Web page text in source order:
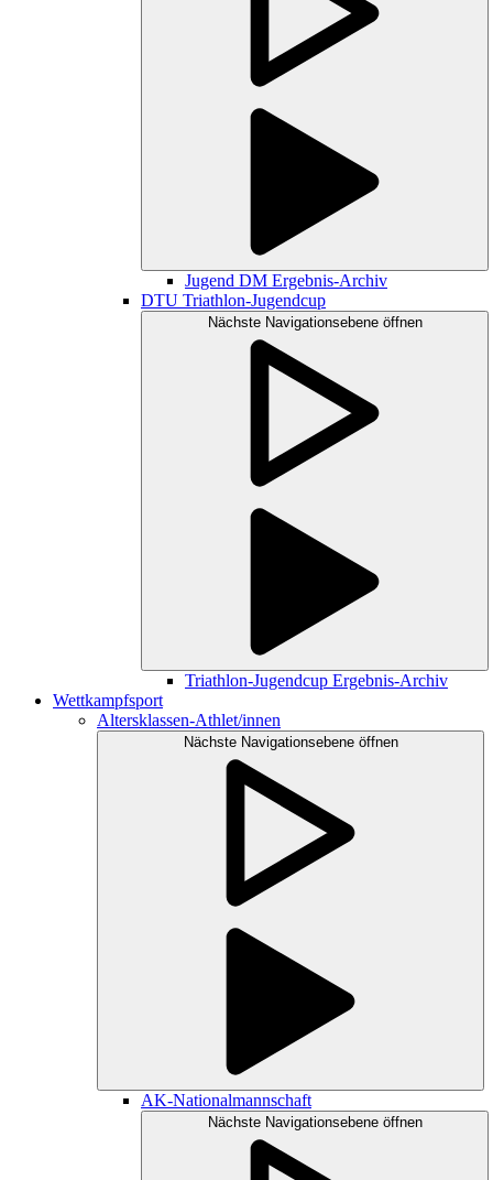
Jugend DM Ergebnis-Archiv
DTU Triathlon-Jugendcup
Nächste Navigationsebene öffnen
Triathlon-Jugendcup Ergebnis-Archiv
Wettkampfsport
Altersklassen-Athlet/innen
Nächste Navigationsebene öffnen
AK-Nationalmannschaft
Nächste Navigationsebene öffnen